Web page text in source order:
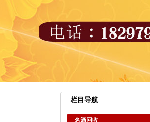
栏目导航
名酒回收